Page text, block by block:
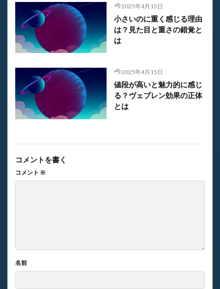
2025年4月15日
小さいのに重く感じる理由
は？見た目と重さの錯覚と
は
2025年4月15日
値段が高いと魅力的に感じ
る？ヴェブレン効果の正体
とは
コメントを書く
コメント ※
名前